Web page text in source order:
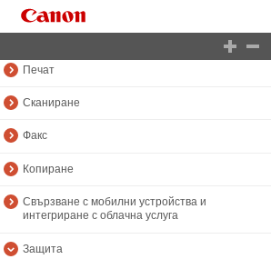
Основни операции
Печат
Сканиране
Факс
Копиране
Свързване с мобилни устройства и
интегриране с облачна услуга
Защита